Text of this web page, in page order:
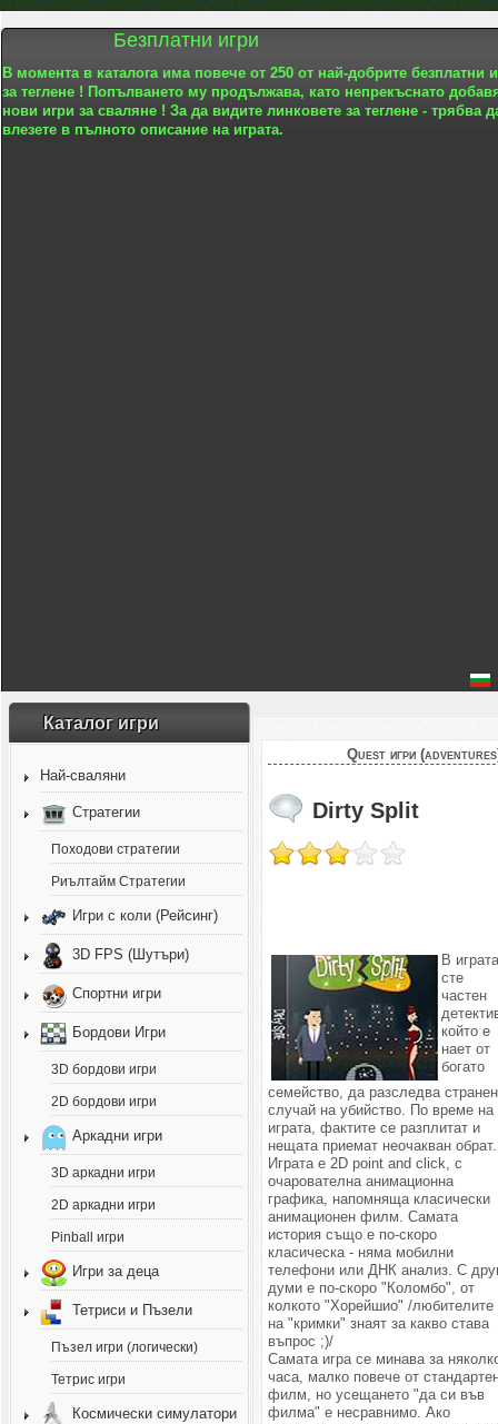
Безплатни игри
В момента в каталога има повече от 250 от най-добрите безплатни
за теглене ! Попълването му продължава, като непрекъснато
нови игри за сваляне ! За да видите линковете за теглене - трябва
влезете в пълното описание на играта.
Каталог игри
Най-сваляни
Стратегии
Походови стратегии
Риълтайм Стратегии
Игри с коли (Рейсинг)
3D FPS (Шутъри)
Спортни игри
Бордови Игри
3D бордови игри
2D бордови игри
Аркадни игри
3D аркадни игри
2D аркадни игри
Pinball игри
Игри за деца
Тетриси и Пъзели
Пъзел игри (логически)
Тетрис игри
Космически симулатори
Quest игри
Dirty Split
В
сте
частен
който е
нает от
богато
семейство, да разследва странен
случай на убийство. По време на
играта, фактите се разплитат и
нещата приемат неочакван обрат.
Играта е 2D point and click, с
очарователна анимационна
графика, напомняща класически
анимационен филм. Самата
история също е по-скоро
класическа - няма мобилни
телефони или ДНК анализ. С
думи е по-скоро "Коломбо", от
колкото "Хорейшио" /любителите
на "кримки" знаят за какво става
въпрос ;)/
Самата игра се минава за
часа, малко повече от
филм, но усещането "да си във
филма" е несравнимо. Ако